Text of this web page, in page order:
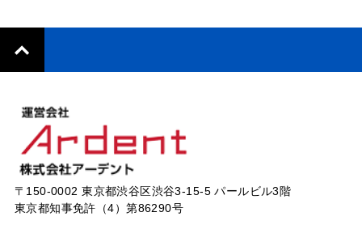
〒150-0002 東京都渋谷区渋谷3-15-5 パールビル3階
東京都知事免許（4）第86290号